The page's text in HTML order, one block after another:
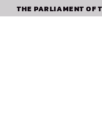
THE PARLIAMENT OF